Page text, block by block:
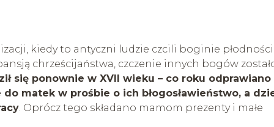
kiedy to antyczni ludzie czcili boginie płodności
chrześcijaństwa, czczenie innych bogów
się ponownie w XVII wieku – co roku odprawiano
matek w prośbie o ich błogosławieństwo, a
. Oprócz tego składano mamom prezenty i małe